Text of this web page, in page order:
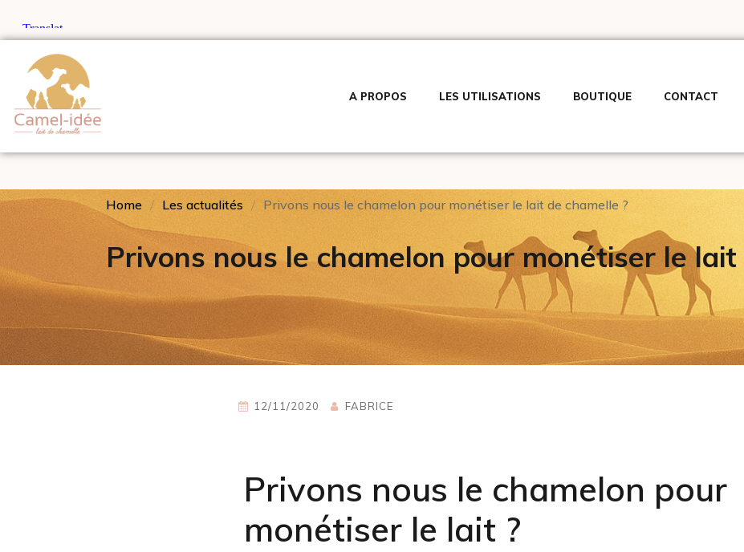
A PROPOS LES UTILISATIONS BOUTIQUE CONTACT
Home Les actualités Privons nous le chamelon pour monétiser le lait de chamelle ?
Privons nous le chamelon pour monétiser le lait
12/11/2020 FABRICE
Privons nous le chamelon pour
monétiser le lait ?